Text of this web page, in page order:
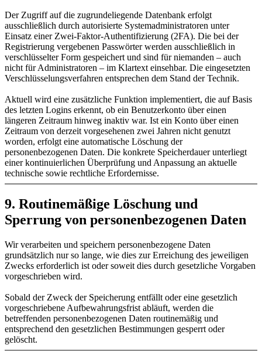
Der Zugriff auf die zugrundeliegende Datenbank erfolgt
ausschließlich durch autorisierte Systemadministratoren unter
Einsatz einer Zwei-Faktor-Authentifizierung (2FA). Die bei der
Registrierung vergebenen Passwörter werden ausschließlich in
verschlüsselter Form gespeichert und sind für niemanden – auch
nicht für Administratoren – im Klartext einsehbar. Die eingesetzten
Verschlüsselungsverfahren entsprechen dem Stand der Technik.
Aktuell wird eine zusätzliche Funktion implementiert, die auf Basis
des letzten Logins erkennt, ob ein Benutzerkonto über einen
längeren Zeitraum hinweg inaktiv war. Ist ein Konto über einen
Zeitraum von derzeit vorgesehenen zwei Jahren nicht genutzt
worden, erfolgt eine automatische Löschung der
personenbezogenen Daten. Die konkrete Speicherdauer unterliegt
einer kontinuierlichen Überprüfung und Anpassung an aktuelle
technische sowie rechtliche Erfordernisse.
9. Routinemäßige Löschung und
Sperrung von personenbezogenen Daten
Wir verarbeiten und speichern personenbezogene Daten
grundsätzlich nur so lange, wie dies zur Erreichung des jeweiligen
Zwecks erforderlich ist oder soweit dies durch gesetzliche Vorgaben
vorgeschrieben wird.
Sobald der Zweck der Speicherung entfällt oder eine gesetzlich
vorgeschriebene Aufbewahrungsfrist abläuft, werden die
betreffenden personenbezogenen Daten routinemäßig und
entsprechend den gesetzlichen Bestimmungen gesperrt oder
gelöscht.